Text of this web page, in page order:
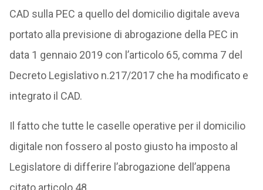
CAD sulla PEC a quello del domicilio digitale aveva
portato alla previsione di abrogazione della PEC in
data 1 gennaio 2019 con l’articolo 65, comma 7 del
Decreto Legislativo n.217/2017 che ha modificato e
integrato il CAD.
Il fatto che tutte le caselle operative per il domicilio
digitale non fossero al posto giusto ha imposto al
Legislatore di differire l’abrogazione dell’appena
citato articolo 48.